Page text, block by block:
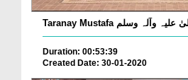
Duration: 00:53:39
Created Date: 30-01-2020